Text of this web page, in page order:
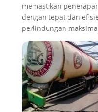
memastikan
dengan tepat dan
perlindungan